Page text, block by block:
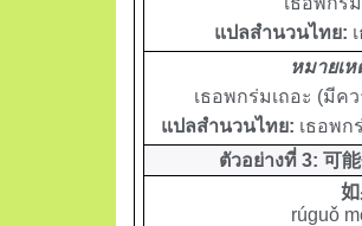
แปลสำนวนไทย:
หมายเ
เธอพกร่มเถอะ (มีค
แปลสำนวนไทย: เธอพก
ตัวอย่างที่ 3: 可
rúguǒ